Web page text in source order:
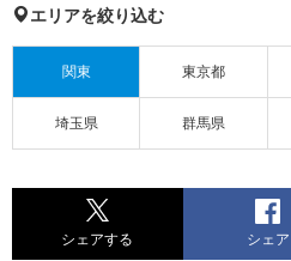
エリアを絞り込む
関東 東京都
埼玉県 群馬県
シェアする シェア